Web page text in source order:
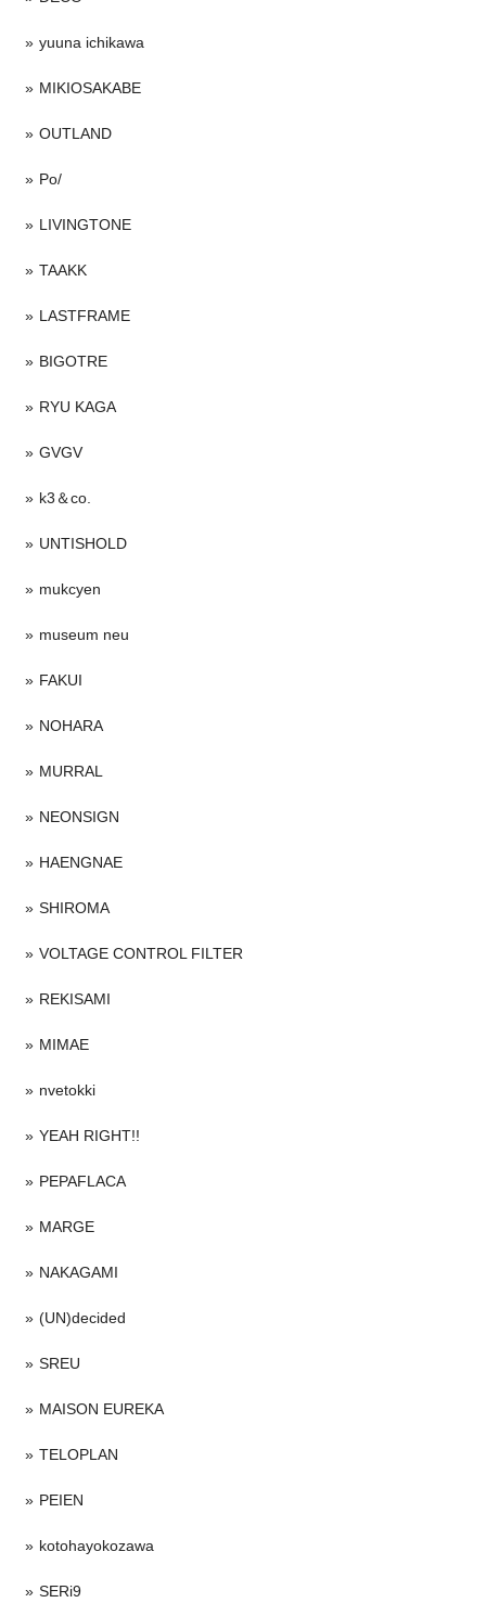
yuuna ichikawa
MIKIOSAKABE
OUTLAND
Po/
LIVINGTONE
TAAKK
LASTFRAME
BIGOTRE
RYU KAGA
GVGV
k3＆co.
UNTISHOLD
mukcyen
museum neu
FAKUI
NOHARA
MURRAL
NEONSIGN
HAENGNAE
SHIROMA
VOLTAGE CONTROL FILTER
REKISAMI
MIMAE
nvetokki
YEAH RIGHT!!
PEPAFLACA
MARGE
NAKAGAMI
(UN)decided
SREU
MAISON EUREKA
TELOPLAN
PEIEN
kotohayokozawa
SERi9